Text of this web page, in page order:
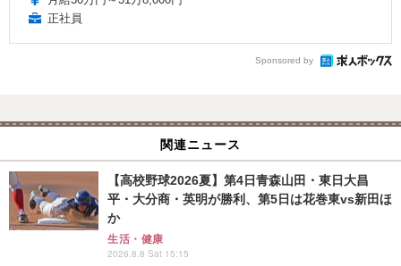
正社員
Sponsored by
関連ニュース
【高校野球2026夏】第4日青森山田・東日大昌
平・大分商・英明が勝利、第5日は花巻東vs新田ほ
か
生活・健康
2026.8.8 Sat 15:15